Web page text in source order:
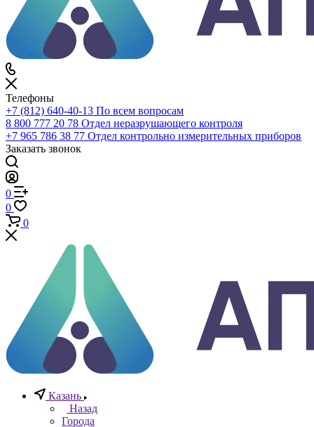
Войти
0
Сравнение
0
Избранное
+7 (812) 640-40-13
По всем вопросам
8 800 777 20 78 Отдел неразрушающего контроля
+7 965 786 38 77
Отдел контрольно измерительных приборов
Заказать звонок
0